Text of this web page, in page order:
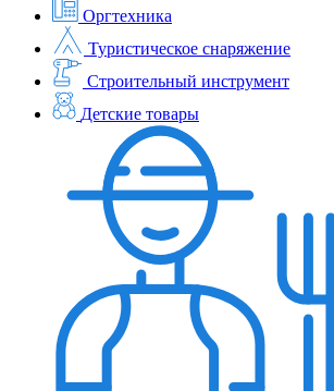
Оргтехника
Туристическое снаряжение
Строительный инструмент
Детские товары